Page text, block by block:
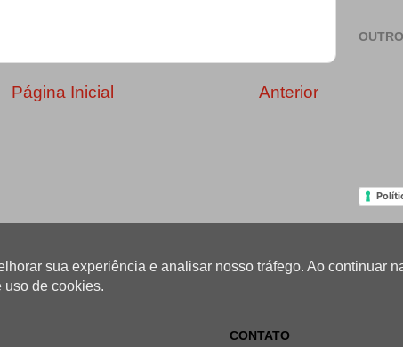
Anterior
Página Inicial
sua experiência e analisar nosso tráfego. Ao continuar
uso de cookies.
CONTATO